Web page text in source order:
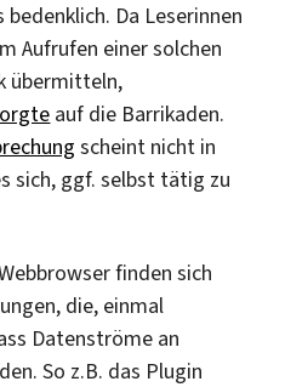
Da Leserinnen
Aufrufen einer solchen
übermitteln,
auf die Barrikaden.
scheint nicht in
sich, ggf. selbst tätig zu
finden sich
die, einmal
Datenströme an
So z.B. das Plugin